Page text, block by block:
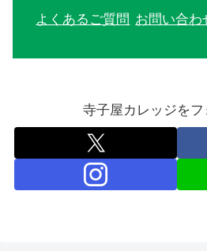
よくあるご質問 お問い合わ
寺子屋カレッジをフ